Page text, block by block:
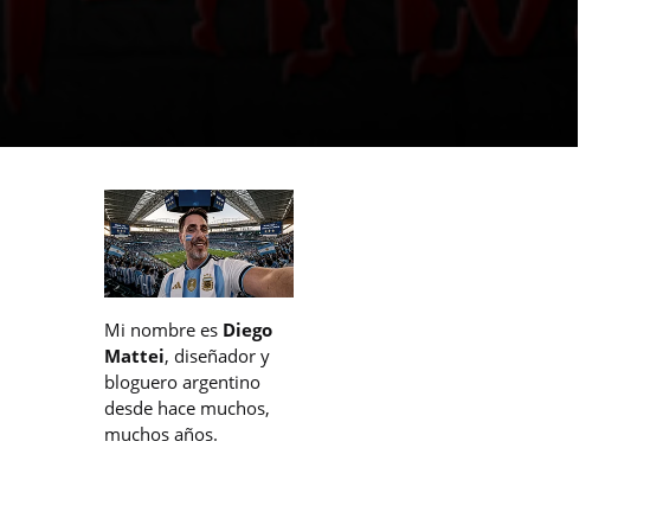
Mi nombre es Diego
Mattei, diseñador y
bloguero argentino
desde hace muchos,
muchos años.